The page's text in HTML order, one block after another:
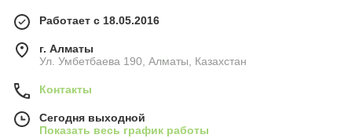
Работает с 18.05.2016
г. Алматы
Ул. Умбетбаева 190, Алматы, Казахстан
Контакты
Сегодня выходной
Показать весь график работы